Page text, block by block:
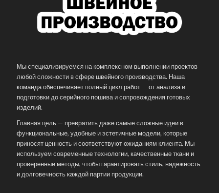
Мы специализируемся на комплексном выполнении проектов
любой сложности в сфере швейного производства. Наша
команда обеспечивает полный цикл работ — от анализа и
подготовки до серийного пошива и сопровождения готовых
изделий.
Главная цель — превратить даже самые сложные идеи в
функциональные, удобные и эстетичные модели, которые
приносят ценность и соответствуют ожиданиям клиента. Мы
используем современные технологии, качественные ткани и
проверенные методы, чтобы гарантировать стиль, надежность
и долговечность каждой партии продукции.